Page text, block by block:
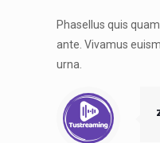
Phasellus quis
ante. Vivamus
urna.